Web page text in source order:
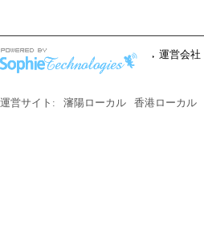
運営会社
運営サイト: 瀋陽ローカル 香港ローカル